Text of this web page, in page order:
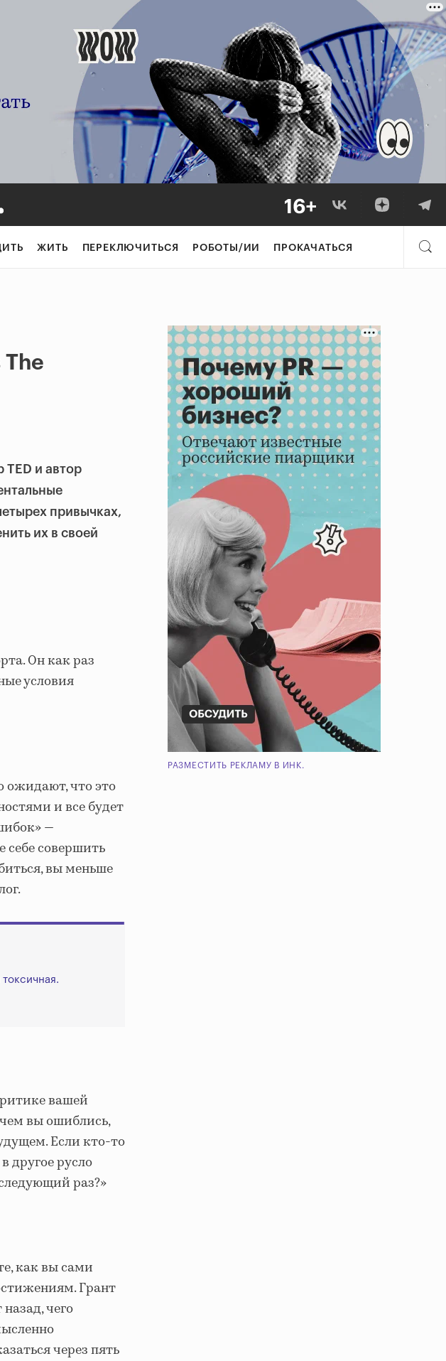
ЖИТЬ ПЕРЕКЛЮЧИТЬСЯ РОБОТЫ/ИИ ПРОКАЧАТЬСЯ
The
TED и автор
привычках,
их в своей
Он как раз
условия
ожидают, что это
и все будет
—
себе совершить
вы меньше
вашей
вы ошиблись,
Если кто-то
другое русло
раз?»
как вы сами
Грант
чего
через пять
РАЗМЕСТИТЬ РЕКЛАМУ В ИНК.